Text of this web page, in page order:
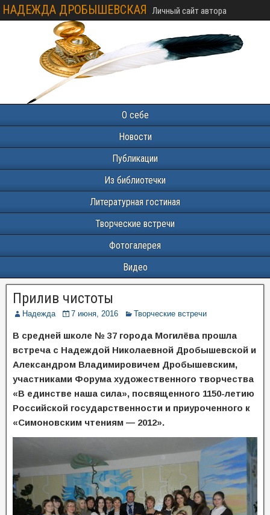
НАДЕЖДА ДРОБЫШЕВСКАЯ Личный сайт автора
О себе
Новости
Публикации
Из библиотечки
Литературная гостиная
Творческие встречи
Фотогалерея
Видео
Прилив чистоты
Надежда 7 июня, 2016 Творческие встречи
В средней школе № 37 города Могилёва прошла
встреча с Надеждой Николаевной Дробышевской и
Александром Владимировичем Дробышевским,
участниками Форума художественного творчества
«В единстве наша сила», посвященного 1150-летию
Российской государственности и приуроченного к
«Симоновским чтениям — 2012».